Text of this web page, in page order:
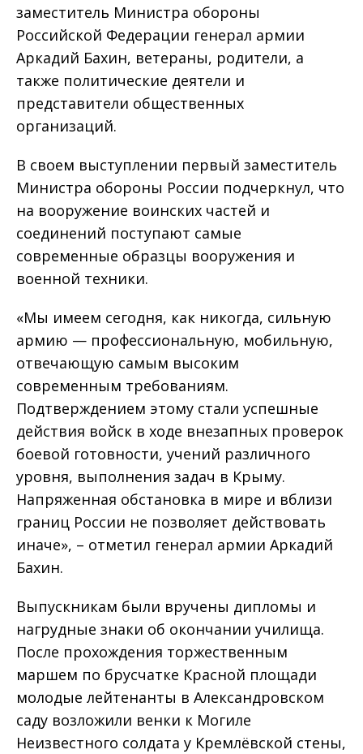
заместитель Министра обороны
Российской Федерации генерал армии
Аркадий Бахин, ветераны, родители, а
также политические деятели и
представители общественных
организаций.
В своем выступлении первый заместитель
Министра обороны России подчеркнул, что
на вооружение воинских частей и
соединений поступают самые
современные образцы вооружения и
военной техники.
«Мы имеем сегодня, как никогда, сильную
армию — профессиональную, мобильную,
отвечающую самым высоким
современным требованиям.
Подтверждением этому стали успешные
действия войск в ходе внезапных проверок
боевой готовности, учений различного
уровня, выполнения задач в Крыму.
Напряженная обстановка в мире и вблизи
границ России не позволяет действовать
иначе», – отметил генерал армии Аркадий
Бахин.
Выпускникам были вручены дипломы и
нагрудные знаки об окончании училища.
После прохождения торжественным
маршем по брусчатке Красной площади
молодые лейтенанты в Александровском
саду возложили венки к Могиле
Неизвестного солдата у Кремлёвской стены,